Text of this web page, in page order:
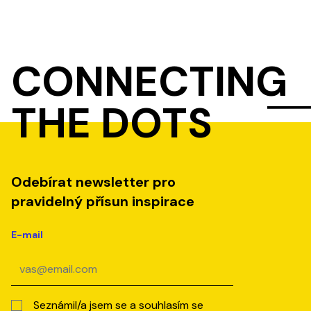
CONNECTING
THE DOTS
Odebírat newsletter pro
pravidelný přísun inspirace
E-mail
Seznámil/a jsem se a souhlasím se